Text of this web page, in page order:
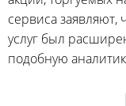
сервиса
услуг был
подобную